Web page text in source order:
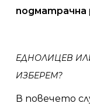
подматрачна
ЕДНОЛИЦЕВ
ИЗБЕРЕМ?
В повечето